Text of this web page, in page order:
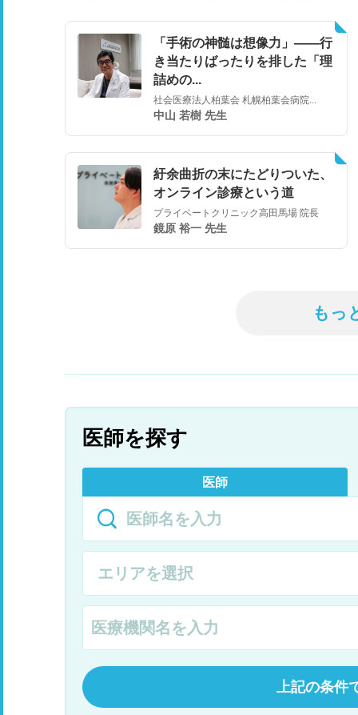
「手術の神髄は想像力」――行
き当たりばったりを排した「理
詰めの...
社会医療法人柏葉会 札幌柏葉会病院...
中山 若樹 先生
紆余曲折の末にたどりついた、
オンライン診療という道
プライベートクリニック高田馬場 院長
鏡原 裕一 先生
もっ
医師を探す
医師
上記の条件